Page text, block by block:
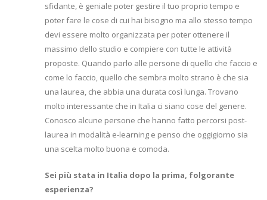
sfidante, è geniale poter gestire il tuo proprio tempo e
poter fare le cose di cui hai bisogno ma allo stesso tempo
devi essere molto organizzata per poter ottenere il
massimo dello studio e compiere con tutte le attività
proposte. Quando parlo alle persone di quello che faccio e
come lo faccio, quello che sembra molto strano è che sia
una laurea, che abbia una durata così lunga. Trovano
molto interessante che in Italia ci siano cose del genere.
Conosco alcune persone che hanno fatto percorsi post-
laurea in modalità e-learning e penso che oggigiorno sia
una scelta molto buona e comoda.
Sei più stata in Italia dopo la prima, folgorante
esperienza?